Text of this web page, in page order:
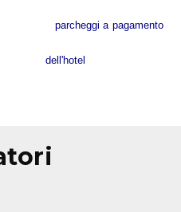
pagamento